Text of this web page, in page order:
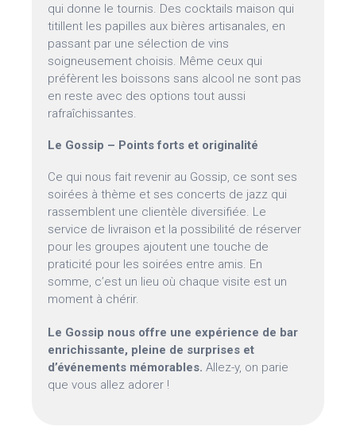
qui donne le tournis. Des cocktails maison qui
titillent les papilles aux bières artisanales, en
passant par une sélection de vins
soigneusement choisis. Même ceux qui
préfèrent les boissons sans alcool ne sont pas
en reste avec des options tout aussi
rafraîchissantes.
Le Gossip – Points forts et originalité
Ce qui nous fait revenir au Gossip, ce sont ses
soirées à thème et ses concerts de jazz qui
rassemblent une clientèle diversifiée. Le
service de livraison et la possibilité de réserver
pour les groupes ajoutent une touche de
praticité pour les soirées entre amis. En
somme, c’est un lieu où chaque visite est un
moment à chérir.
Le Gossip nous offre une expérience de bar
enrichissante, pleine de surprises et
d’événements mémorables. Allez-y, on parie
que vous allez adorer !